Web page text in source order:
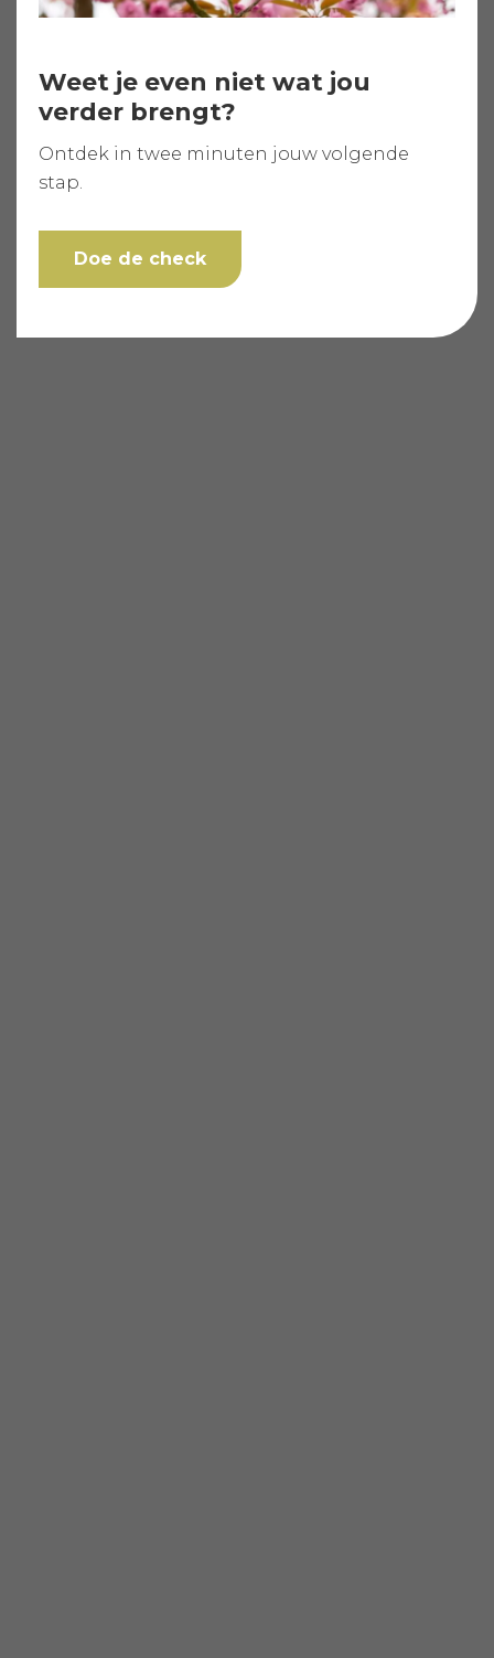
Weet je even niet wat jou
verder brengt?
Ontdek in twee minuten jouw volgende
stap.
Doe de check